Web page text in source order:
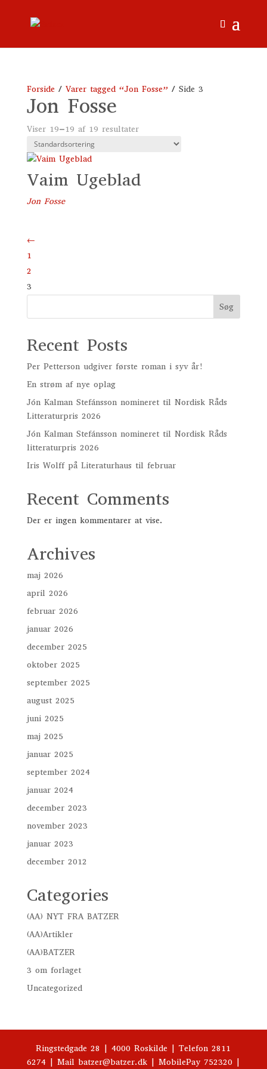
Forside/ Varer tagged “Jon Fosse” / Side 3
Jon Fosse
Viser 19–19 af 19 resultater
Vaim Ugeblad
Jon Fosse
←
1
2
3
Søg
Recent Posts
Per Petterson udgiver første roman i syv år!
En strøm af nye oplag
Jón Kalman Stefánsson nomineret til Nordisk Råds
Litteraturpris 2026
Jón Kalman Stefánsson nomineret til Nordisk Råds
litteraturpris 2026
Iris Wolff på Literaturhaus til februar
Recent Comments
Der er ingen kommentarer at vise.
Archives
maj 2026
april 2026
februar 2026
januar 2026
december 2025
oktober 2025
september 2025
august 2025
juni 2025
maj 2025
januar 2025
september 2024
januar 2024
december 2023
november 2023
januar 2023
december 2012
Categories
(AA) NYT FRA BATZER
(AA)Artikler
(AA)BATZER
3 om forlaget
Uncategorized
Ringstedgade 28 | 4000 Roskilde | Telefon 2811
6274 | Mail batzer@batzer.dk | MobilePay 752320 |